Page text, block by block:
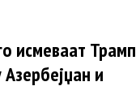
исмеваат Трамп
и